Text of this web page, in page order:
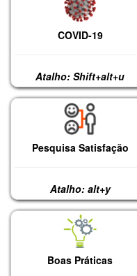
COVID-19
Atalho: Shift+alt+u
Pesquisa Satisfação
Atalho: alt+y
Boas Práticas